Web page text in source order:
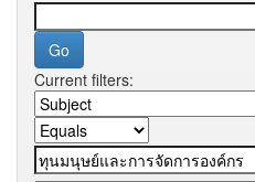
Current filters: